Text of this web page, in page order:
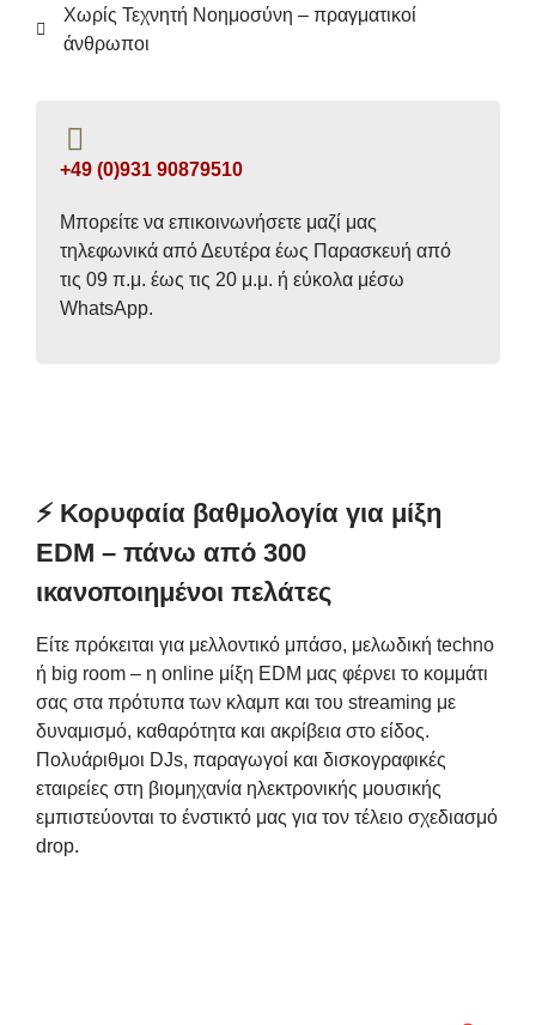
Χωρίς Τεχνητή Νοημοσύνη – πραγματικοί
άνθρωποι
+49 (0)931 90879510
Μπορείτε να επικοινωνήσετε μαζί μας
τηλεφωνικά από Δευτέρα έως Παρασκευή από
τις 09 π.μ. έως τις 20 μ.μ. ή εύκολα μέσω
WhatsApp.
⚡️ Κορυφαία βαθμολογία για μίξη
EDM – πάνω από 300
ικανοποιημένοι πελάτες
Είτε πρόκειται για μελλοντικό μπάσο, μελωδική techno
ή big room – η online μίξη EDM μας φέρνει το κομμάτι
σας στα πρότυπα των κλαμπ και του streaming με
δυναμισμό, καθαρότητα και ακρίβεια στο είδος.
Πολυάριθμοι DJs, παραγωγοί και δισκογραφικές
εταιρείες στη βιομηχανία ηλεκτρονικής μουσικής
εμπιστεύονται το ένστικτό μας για τον τέλειο σχεδιασμό
drop.